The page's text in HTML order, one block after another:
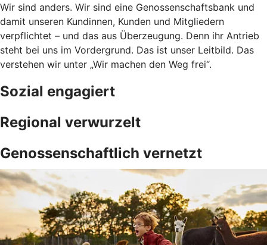
Wir sind anders. Wir sind eine Genossenschaftsbank und
damit unseren Kundinnen, Kunden und Mitgliedern
verpflichtet – und das aus Überzeugung. Denn ihr Antrieb
steht bei uns im Vordergrund. Das ist unser Leitbild. Das
verstehen wir unter „Wir machen den Weg frei“.
Sozial engagiert
Regional verwurzelt
Genossenschaftlich vernetzt